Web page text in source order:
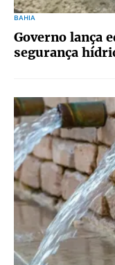
BAHIA
Governo lança
segurança